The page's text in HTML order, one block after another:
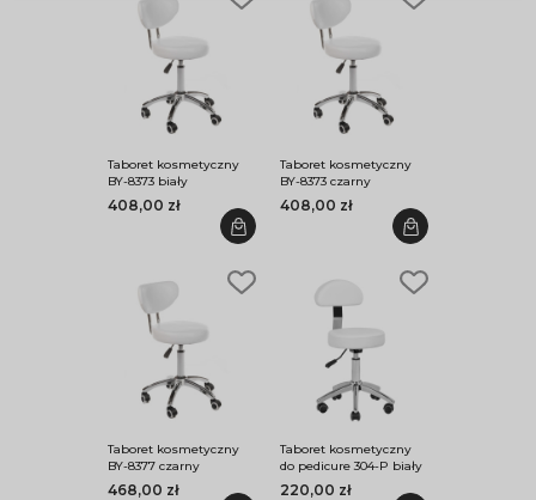
Taboret kosmetyczny
BY-8373 biały
408,00 zł
Taboret kosmetyczny
BY-8373 czarny
408,00 zł
Taboret kosmetyczny
BY-8377 czarny
468,00 zł
Taboret kosmetyczny
do pedicure 304-P biały
220,00 zł